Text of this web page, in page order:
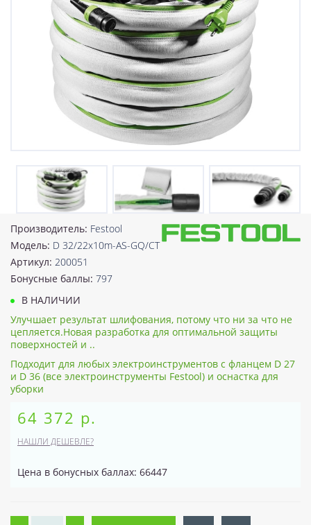
Производитель: Festool
Модель: D 32/22x10m-AS-GQ/CT
Артикул: 200051
Бонусные баллы: 797
В НАЛИЧИИ
Улучшает результат шлифования, потому что ни за что не
цепляется.Новая разработка для оптимальной защиты
поверхностей и ..
Подходит для любых электроинструментов с фланцем D 27
и D 36 (все электроинструменты Festool) и оснастка для
уборки
64 372 р.
НАШЛИ ДЕШЕВЛЕ?
Цена в бонусных баллах: 66447